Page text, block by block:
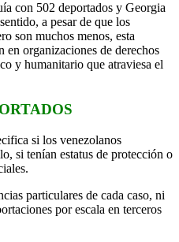
con 502 deportados y Georgia
a pesar de que los
son muchos menos, esta
en organizaciones de derechos
y humanitario que atraviesa el
si los venezolanos
si tenían estatus de protección o
particulares de cada caso, ni
por escala en terceros